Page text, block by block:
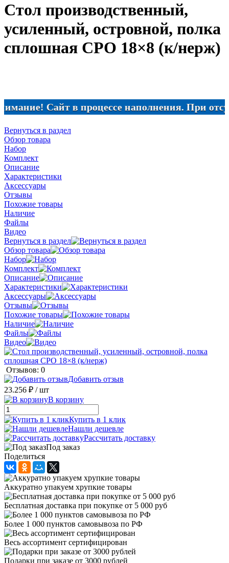
Стол производственный,
усиленный, островной, полка
сплошная СРО 18×8 (к/нерж)
Сайт в процессе наполнения. При
Вернуться в раздел
Обзор товара
Набор
Комплект
Описание
Характеристики
Аксессуары
Отзывы
Похожие товары
Наличие
Файлы
Видео
Вернуться в раздел
Обзор товара
Набор
Комплект
Описание
Характеристики
Аксессуары
Отзывы
Похожие товары
Наличие
Файлы
Видео
Отзывов: 0
Добавить отзыв
23.256 ₽ / шт
В корзину
Купить в 1 клик
Нашли дешевле
Рассчитать доставку
Под заказ
Поделиться
Аккуратно упакуем хрупкие товары
Бесплатная доставка при покупке от 5 000 руб
Более 1 000 пунктов самовывоза по РФ
Весь ассортимент сертифицирован
Подарки при заказе от 3000 рублей